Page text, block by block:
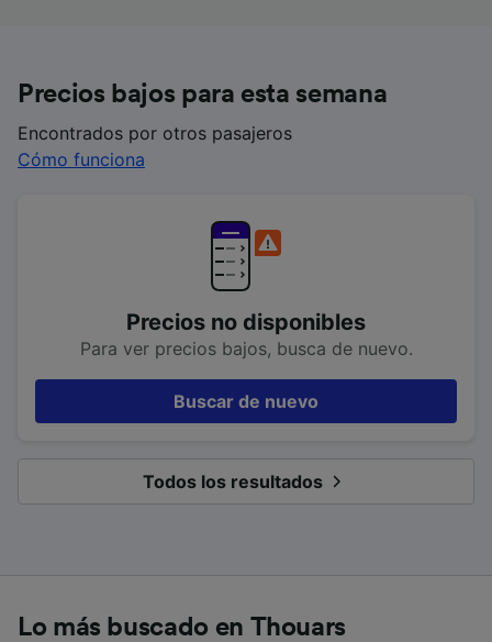
Precios bajos para esta semana
Encontrados por otros pasajeros
Cómo funciona
Precios no disponibles
Para ver precios bajos, busca de nuevo.
Buscar de nuevo
Todos los resultados
Lo más buscado en Thouars